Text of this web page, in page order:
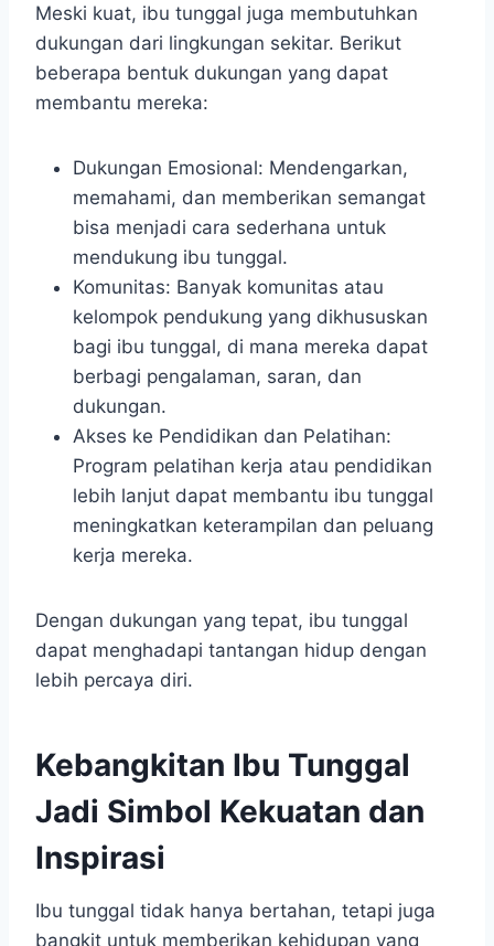
Meski kuat, ibu tunggal juga membutuhkan
dukungan dari lingkungan sekitar. Berikut
beberapa bentuk dukungan yang dapat
membantu mereka:
Dukungan Emosional: Mendengarkan,
memahami, dan memberikan semangat
bisa menjadi cara sederhana untuk
mendukung ibu tunggal.
Komunitas: Banyak komunitas atau
kelompok pendukung yang dikhususkan
bagi ibu tunggal, di mana mereka dapat
berbagi pengalaman, saran, dan
dukungan.
Akses ke Pendidikan dan Pelatihan:
Program pelatihan kerja atau pendidikan
lebih lanjut dapat membantu ibu tunggal
meningkatkan keterampilan dan peluang
kerja mereka.
Dengan dukungan yang tepat, ibu tunggal
dapat menghadapi tantangan hidup dengan
lebih percaya diri.
Kebangkitan Ibu Tunggal
Jadi Simbol Kekuatan dan
Inspirasi
Ibu tunggal tidak hanya bertahan, tetapi juga
bangkit untuk memberikan kehidupan yang